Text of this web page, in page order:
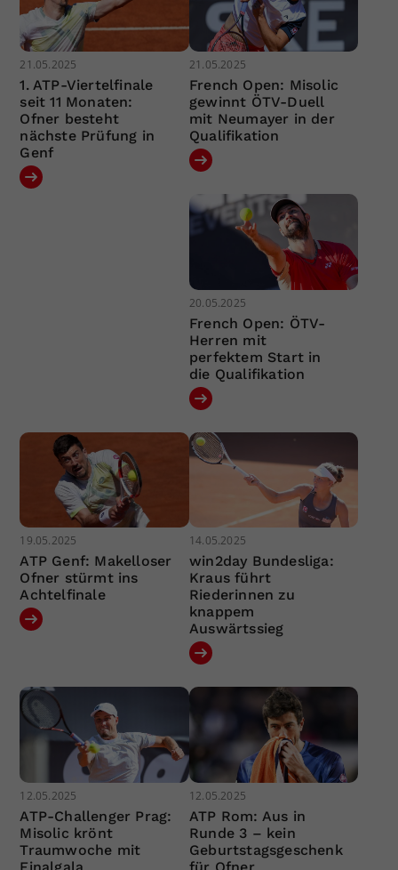
21.05.2025
1. ATP-Viertelfinale
seit 11 Monaten:
Ofner besteht
nächste Prüfung in
Genf
21.05.2025
French Open: Misolic
gewinnt ÖTV-Duell
mit Neumayer in der
Qualifikation
20.05.2025
French Open: ÖTV-
Herren mit
perfektem Start in
die Qualifikation
19.05.2025
ATP Genf: Makelloser
Ofner stürmt ins
Achtelfinale
14.05.2025
win2day Bundesliga:
Kraus führt
Riederinnen zu
knappem
Auswärtssieg
12.05.2025
ATP-Challenger Prag:
Misolic krönt
Traumwoche mit
12.05.2025
ATP Rom: Aus in
Runde 3 – kein
Geburtstagsgeschenk